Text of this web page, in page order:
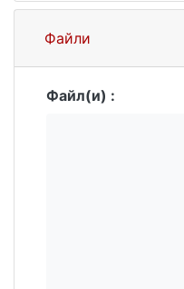
Тетчер . і Т. Мей.
Файли
Файл(и) :